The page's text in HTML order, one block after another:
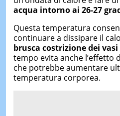
acqua intorno ai 26-27
Questa temperatura
continuare a dissipare il
brusca costrizione dei
tempo evita anche l’effetto
che potrebbe aumentare
temperatura corporea.